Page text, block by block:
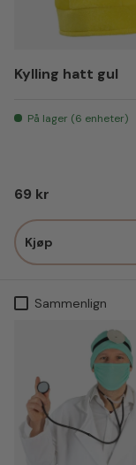
Kylling hatt gul
På lager (6 enheter)
Vanlig pris
69 kr
Kjøp
Sammenlign